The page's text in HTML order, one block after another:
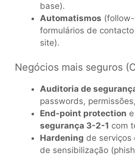
base).
Automatismos
formulários de
site).
Negócios mais seguros
Auditoria de
passwords,
End-point protection e
segurança 3-2-1 com
Hardening de serviços
de sensibilização